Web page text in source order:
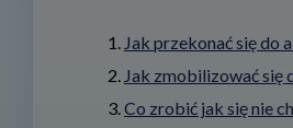
Jak przekonać się do
Jak zmobilizować się
Co zrobić jak się nie